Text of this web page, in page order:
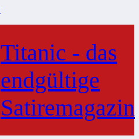
Titanic - das
endgültige
Satiremagazin